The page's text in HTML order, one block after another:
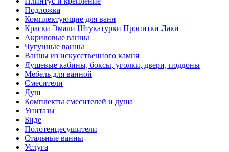
Подложка
Комплектующие для ванн
Краски Эмали Штукатурки Пропитки Лаки
Акриловые ванны
Чугунные ванны
Ванны из искусственного камня
Душевые кабины, боксы, уголки, двери, поддоны
Мебель для ванной
Смесители
Душ
Комплекты смесителей и душа
Унитазы
Биде
Полотенцесушители
Стальные ванны
Услуга